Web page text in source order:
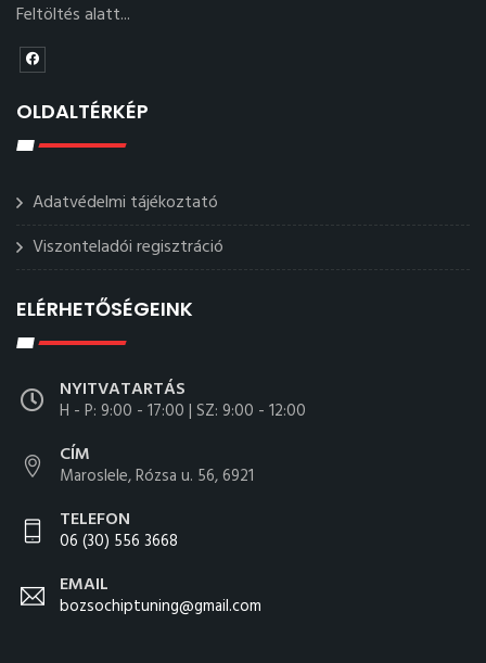
Feltöltés alatt...
OLDALTÉRKÉP
Adatvédelmi tájékoztató
Viszonteladói regisztráció
ELÉRHETŐSÉGEINK
NYITVATARTÁS
H - P: 9:00 - 17:00 | SZ: 9:00 - 12:00
CÍM
Maroslele, Rózsa u. 56, 6921
TELEFON
06 (30) 556 3668
EMAIL
bozsochiptuning@gmail.com